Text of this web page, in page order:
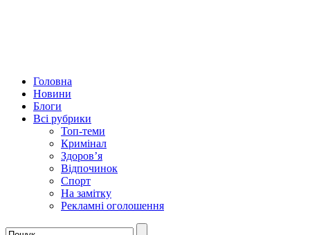
Головна
Новини
Блоги
Всі рубрики
Топ-теми
Кримінал
Здоров’я
Відпочинок
Спорт
На замітку
Рекламні оголошення